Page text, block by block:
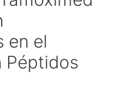
en el
Péptidos